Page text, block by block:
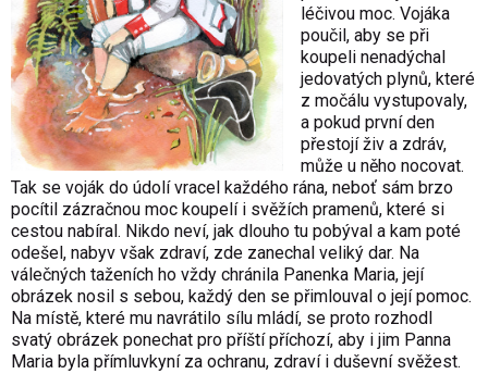
léčivou moc. Vojáka
poučil, aby se při
koupeli nenadýchal
jedovatých plynů, které
z močálu vystupovaly,
a pokud první den
přestojí živ a zdráv,
může u něho nocovat.
Tak se voják do údolí vracel každého rána, neboť sám brzo
pocítil zázračnou moc koupelí i svěžích pramenů, které si
cestou nabíral. Nikdo neví, jak dlouho tu pobýval a kam poté
odešel, nabyv však zdraví, zde zanechal veliký dar. Na
válečných taženích ho vždy chránila Panenka Maria, její
obrázek nosil s sebou, každý den se přimlouval o její pomoc.
Na místě, které mu navrátilo sílu mládí, se proto rozhodl
svatý obrázek ponechat pro příští příchozí, aby i jim Panna
Maria byla přímluvkyní za ochranu, zdraví i duševní svěžest.